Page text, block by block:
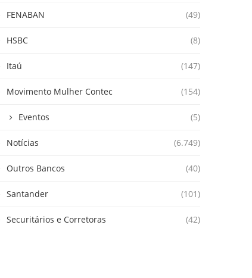
FENABAN (49)
HSBC (8)
Itaú (147)
Movimento Mulher Contec (154)
Eventos (5)
Notícias (6.749)
Outros Bancos (40)
Santander (101)
Securitários e Corretoras (42)